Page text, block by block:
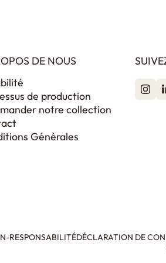
DE NOUS
de production
notre collection
Générales
RESPONSABILITÉDÉCLARATION DE